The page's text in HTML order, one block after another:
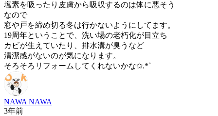
塩素を吸ったり皮膚から吸収するのは体に悪そう
なので
窓や戸を締め切る冬は行かないようにしてます。
19周年ということで、洗い場の老朽化が目立ち
カビが生えていたり、排水溝が臭うなど
清潔感がないのが気になります。
そろそろリフォームしてくれないかな✩.*˚
NAWA NAWA
3年前